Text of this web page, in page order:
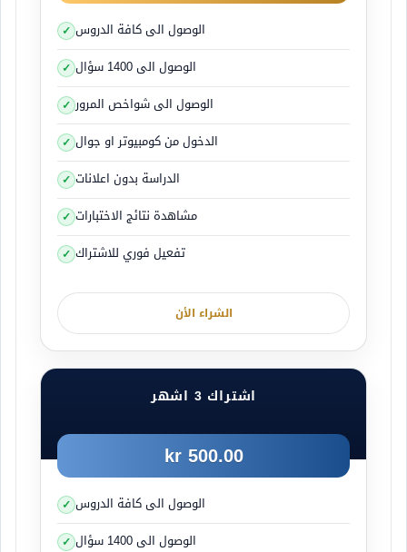
الوصول الى كافة الدروس
الوصول الى 1400 سؤال
الوصول الى شواخص المرور
الدخول من كومبيوتر او جوال
الدراسة بدون اعلانات
مشاهدة نتائج الاختبارات
تفعيل فوري للاشتراك
الشراء الأن
اشتراك 3 اشهر
500.00 kr
الوصول الى كافة الدروس
الوصول الى 1400 سؤال